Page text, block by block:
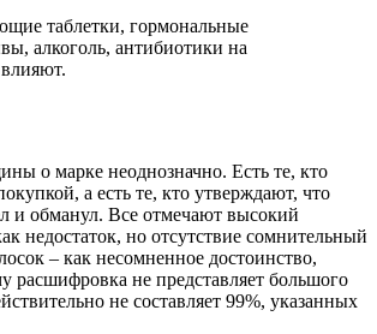
таблетки, гормональные
алкоголь, антибиотики на
влияют.
о марке неоднозначно. Есть те, кто
а есть те, кто утверждают, что
и обманул. Все отмечают высокий
недостаток, но отсутствие сомнительный
– как несомненное достоинство,
расшифровка не представляет большого
не составляет 99%, указанных